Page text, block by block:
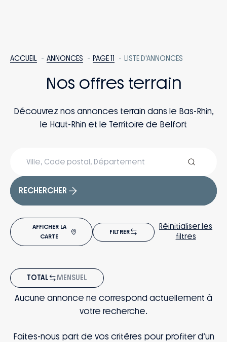
ACCUEIL ANNONCES PAGE 11 LISTE D'ANNONCES
Nos offres terrain
Découvrez nos annonces terrain dans le Bas-Rhin,
le Haut-Rhin et le Territoire de Belfort
RECHERCHER
AFFICHER LA
CARTE
FILTRER
Réinitialiser les
filtres
TOTAL MENSUEL
Aucune annonce ne correspond actuellement à
votre recherche.
Faites-nous part de vos critères pour profiter d’un